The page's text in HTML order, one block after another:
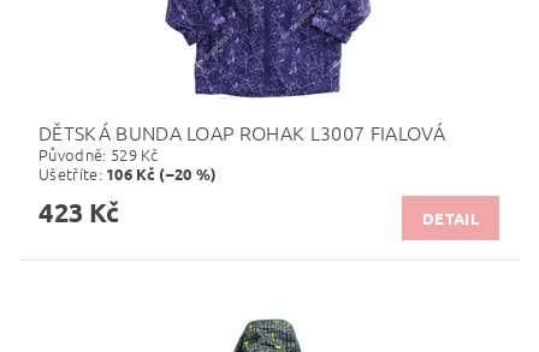
DĚTSKÁ BUNDA LOAP ROHAK L3007 FIALOVÁ
Původně: 529 Kč
Ušetříte: 106 Kč (–20 %)
423 Kč DETAIL